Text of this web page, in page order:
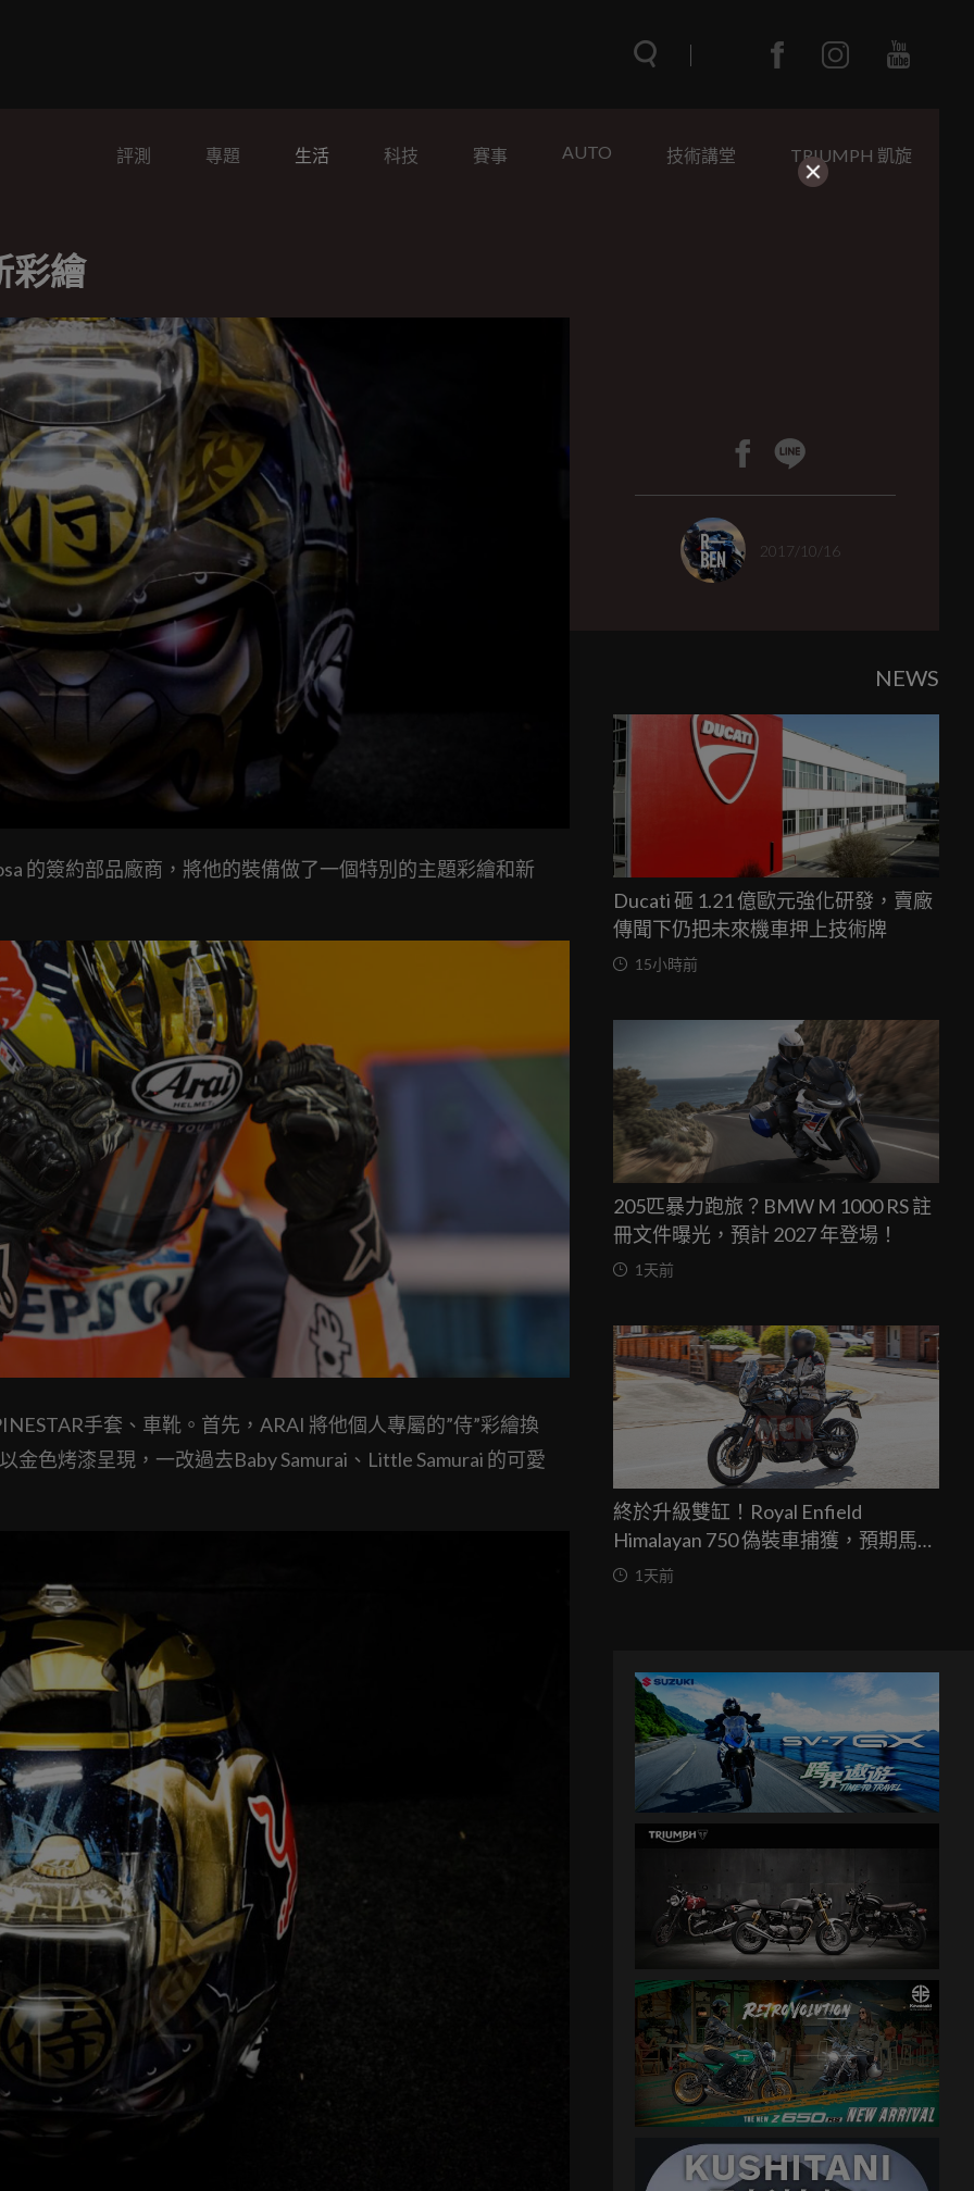
評測 專題 生活 科技 賽事 AUTO 技術講堂 TRIUMPH 凱旋
彩繪
2017/10/16
的簽約部品廠商，將他的裝備做了一個特別的主題彩繪和新
手套、車靴。首先，ARAI 將他個人專屬的”侍”彩繪換
金色烤漆呈現，一改過去Baby Samurai、Little Samurai 的可愛
NEWS
Ducati 砸 1.21 億歐元強化研發，賣廠
傳聞下仍把未來機車押上技術牌
15小時前
205匹暴力跑旅？BMW M 1000 RS 註
冊文件曝光，預計 2027 年登場！
1天前
終於升級雙缸！Royal Enfield
Himalayan 750 偽裝車捕獲，預期馬力
突破67匹，最快米蘭車展亮相
1天前